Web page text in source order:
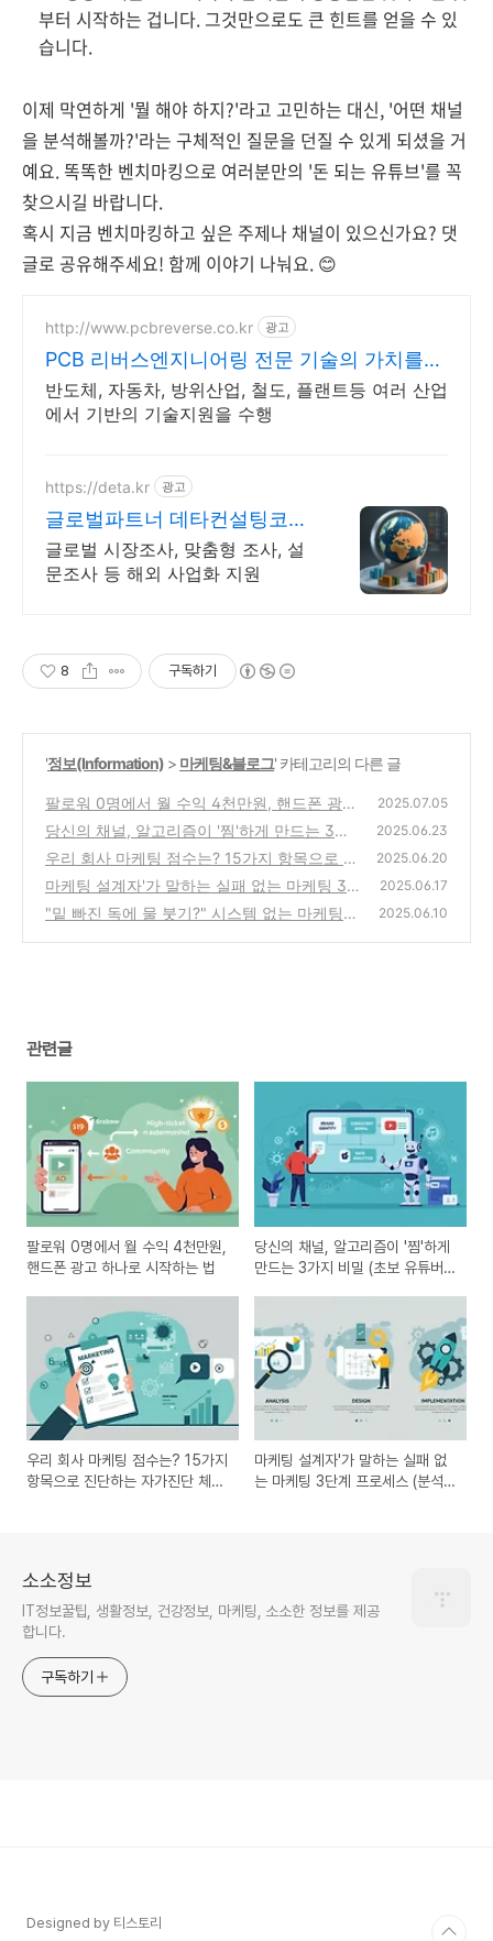
부터 시작하는 겁니다. 그것만으로도 큰 힌트를 얻을 수 있
습니다.
이제 막연하게 '뭘 해야 하지?'라고 고민하는 대신, '어떤 채널
을 분석해볼까?'라는 구체적인 질문을 던질 수 있게 되셨을 거
예요. 똑똑한 벤치마킹으로 여러분만의 '돈 되는 유튜브'를 꼭
찾으시길 바랍니다.
혹시 지금 벤치마킹하고 싶은 주제나 채널이 있으신가요? 댓
글로 공유해주세요! 함께 이야기 나눠요. 😊
http://www.pcbreverse.co.kr 광고
PCB 리버스엔지니어링 전문 기술의 가치를
복원
반도체, 자동차, 방위산업, 철도, 플랜트등 여러 산업
에서 기반의 기술지원을 수행
https://deta.kr 광고
글로벌파트너 데타컨설팅코리
아 포춘500대기업 데이터 제공
글로벌 시장조사, 맞춤형 조사, 설
문조사 등 해외 사업화 지원
8 구독하기
'정보(Information) > 마케팅&블로그' 카테고리의 다른 글
팔로워 0명에서 월 수익 4천만원, 핸드폰 광고
하나로 시작하는 법
(1)
2025.07.05
당신의 채널, 알고리즘이 '찜'하게 만드는 3가
지 비밀 (초보 유튜버 필독)
(7)
2025.06.23
우리 회사 마케팅 점수는? 15가지 항목으로 진
단하는 자가진단 체크리스트
(6)
2025.06.20
마케팅 설계자'가 말하는 실패 없는 마케팅 3
단계 프로세스 (분석, 설계, 구현)
(1)
2025.06.17
"밑 빠진 독에 물 붓기?" 시스템 없는 마케팅의
2025.06.10
관련글
팔로워 0명에서 월 수익 4천만원,
핸드폰 광고 하나로 시작하는 법
당신의 채널, 알고리즘이 '찜'하게
만드는 3가지 비밀 (초보 유튜버
우리 회사 마케팅 점수는? 15가지
항목으로 진단하는 자가진단 체크
마케팅 설계자'가 말하는 실패 없
는 마케팅 3단계 프로세스 (분석,
소소정보
IT정보꿀팁, 생활정보, 건강정보, 마케팅, 소소한 정보를 제공
합니다.
구독하기
Designed by 티스토리